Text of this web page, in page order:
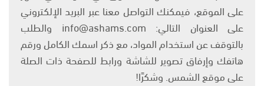
على الموقع، فيمكنك التواصل معنا عبر البريد الإلكتروني
على العنوان التالي: info@ashams.com والطلب
بالتوقف عن استخدام المواد، مع ذكر اسمك الكامل ورقم
هاتفك وإرفاق تصوير للشاشة ورابط للصفحة ذات الصلة
على موقع الشمس. وشكرًا!